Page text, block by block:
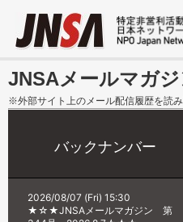
JNSAメールマガジ
※外部サイト上のメール配信履歴を読